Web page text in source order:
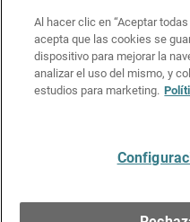
Política de cookies
Política de privacidad
Kit de medios y marca
Al hacer clic en “Aceptar
acepta que las cookies se
dispositivo para mejorar la
analizar el uso del mismo, y
estudios para marketing.